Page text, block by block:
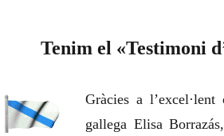
Tenim el «Testimoni
Gràcies a
gallega Elisa